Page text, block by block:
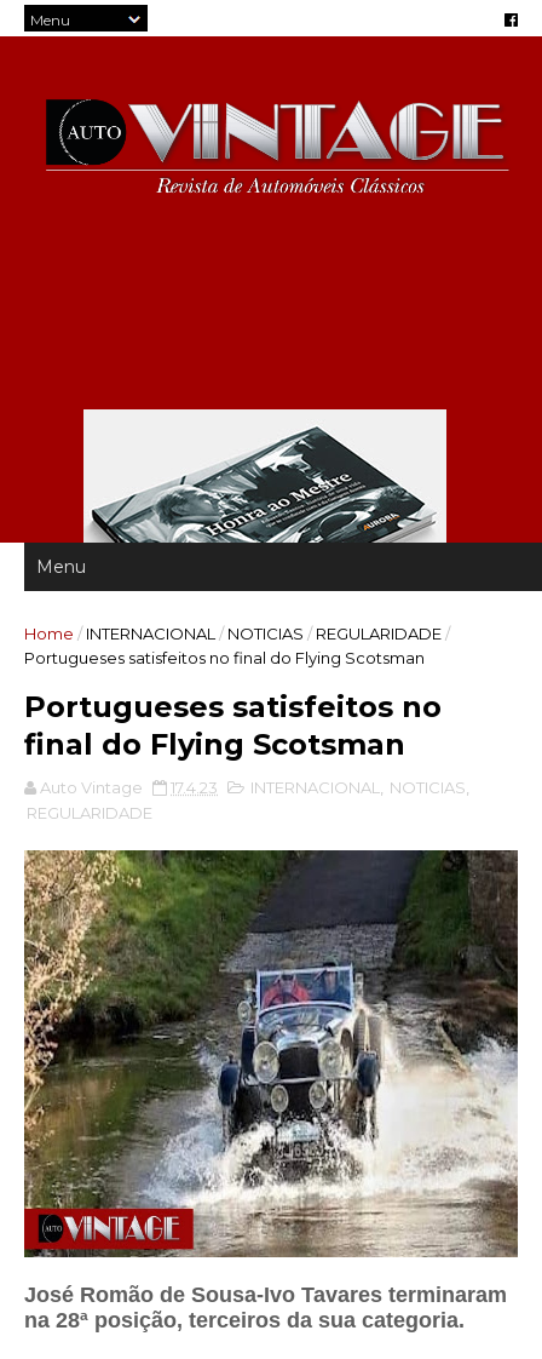
Home / INTERNACIONAL / NOTICIAS / REGULARIDADE/
Portugueses satisfeitos no final do Flying Scotsman
Portugueses satisfeitos no
final do Flying Scotsman
Auto Vintage 17.4.23 INTERNACIONAL NOTICIAS
REGULARIDADE
José Romão de Sousa-Ivo Tavares terminaram
na 28ª posição, terceiros da sua categoria.